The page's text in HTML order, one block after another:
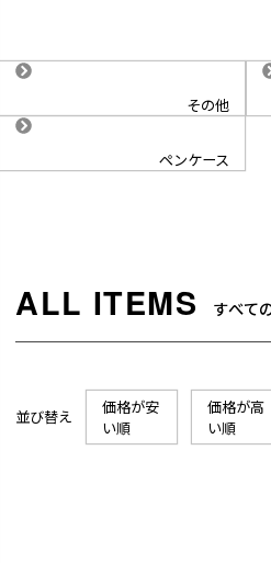
その他
ペンケース
すべて
並び替え
価格が安
い順
価格が高
い順